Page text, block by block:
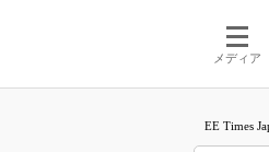
メディア
EE Times